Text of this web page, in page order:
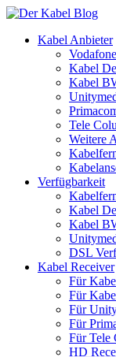
Kabel Anbieter
Kabel
Kabel
Tele
Weitere
Verfügbarkeit
Kabel
Kabel
DSL
Kabel Receiver
Für
Für
Für
Für
Für Tele
HD